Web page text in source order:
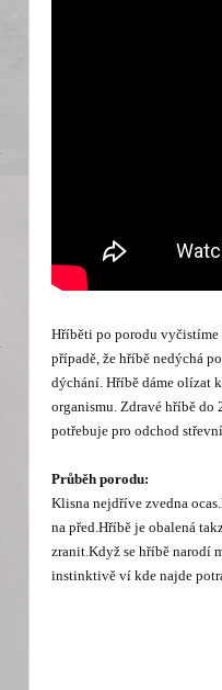
Hříběti po porodu vyčistíme
případě, že hříbě nedýchá
dýchání. Hříbě dáme olízat
organismu. Zdravé hříbě do
potřebuje pro odchod
Průběh porodu:
Klisna nejdříve zvedna ocas.
na před. Hříbě je obalená
zranit. Když se hříbě narodí
instinktivě ví kde najde